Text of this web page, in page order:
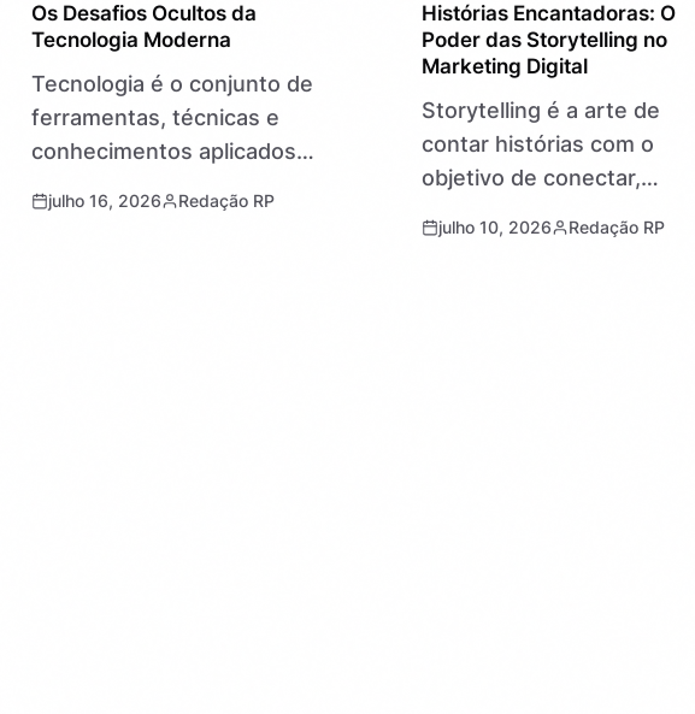
Os Desafios Ocultos da
Tecnologia Moderna
Tecnologia é o conjunto de
ferramentas, técnicas e
conhecimentos aplicados
melhorar a vida humana. Ela
julho 16, 2026 Redação RP
Histórias Encantadoras: O
Poder das Storytelling no
Marketing Digital
Storytelling é a arte de
contar histórias com o
objetivo de conectar,
audiência. No marketing
julho 10, 2026 Redação RP